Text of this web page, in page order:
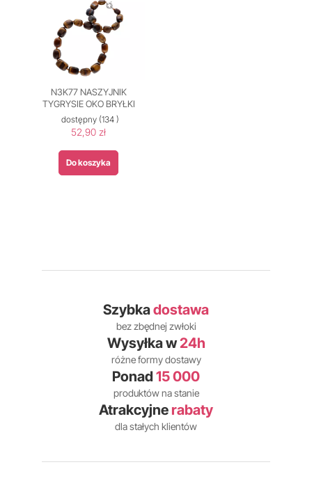
N3K77 NASZYJNIK
TYGRYSIE OKO BRYŁKI
dostępny (134 )
52,90 zł
Do koszyka
Szybkadostawa
bez zbędnej zwłoki
Wysyłka w24h
różne formy dostawy
Ponad 15 000
produktów na stanie
Atrakcyjne rabaty
dla stałych klientów